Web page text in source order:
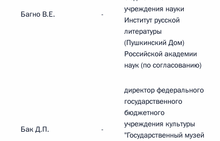
Багно В.Е. -
учреждения науки
Институт русской
литературы
(Пушкинский Дом)
Российской академии
наук (по согласованию)
Бак Д.П. -
директор федерального
государственного
бюджетного
учреждения культуры
"Государственный музей